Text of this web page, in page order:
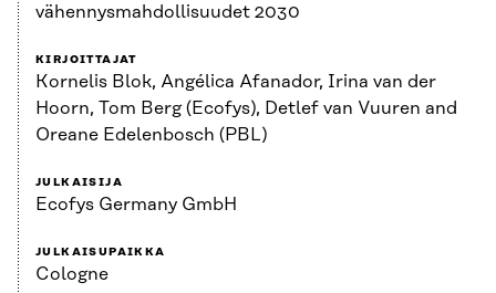
vähennysmahdollisuudet 2030
KIRJOITTAJAT
Kornelis Blok, Angélica Afanador, Irina van der
Hoorn, Tom Berg (Ecofys), Detlef van Vuuren and
Oreane Edelenbosch (PBL)
JULKAISIJA
Ecofys Germany GmbH
JULKAISUPAIKKA
Cologne